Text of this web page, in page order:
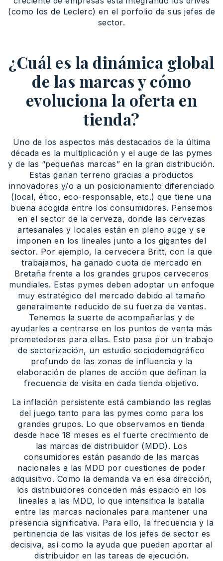
(como los de Leclerc) en el porfolio de sus jefes de
sector.
¿Cuál es la dinámica global
de las marcas y cómo
evoluciona la oferta en
tienda?
Uno de los aspectos más destacados de la última
década es la multiplicación y el auge de las pymes
y de las “pequeñas marcas” en la gran distribución.
Estas ganan terreno gracias a productos
innovadores y/o a un posicionamiento diferenciado
(local, ético, eco-responsable, etc.) que tiene una
buena acogida entre los consumidores. Pensemos
en el sector de la cerveza, donde las cervezas
artesanales y locales están en pleno auge y se
imponen en los lineales junto a los gigantes del
sector. Por ejemplo, la cervecera Britt, con la que
trabajamos, ha ganado cuota de mercado en
Bretaña frente a los grandes grupos cerveceros
mundiales. Estas pymes deben adoptar un enfoque
muy estratégico del mercado debido al tamaño
generalmente reducido de su fuerza de ventas.
Tenemos la suerte de acompañarlas y de
ayudarles a centrarse en los puntos de venta más
prometedores para ellas. Esto pasa por un trabajo
de sectorización, un estudio sociodemográfico
profundo de las zonas de influencia y la
elaboración de planes de acción que definan la
frecuencia de visita en cada tienda objetivo.
La inflación persistente está cambiando las reglas
del juego tanto para las pymes como para los
grandes grupos. Lo que observamos en tienda
desde hace 18 meses es el fuerte crecimiento de
las marcas de distribuidor (MDD). Los
consumidores están pasando de las marcas
nacionales a las MDD por cuestiones de poder
adquisitivo. Como la demanda va en esa dirección,
los distribuidores conceden más espacio en los
lineales a las MDD, lo que intensifica la batalla
entre las marcas nacionales para mantener una
presencia significativa. Para ello, la frecuencia y la
pertinencia de las visitas de los jefes de sector es
decisiva, así como la ayuda que pueden aportar al
distribuidor en las tareas de ejecución.